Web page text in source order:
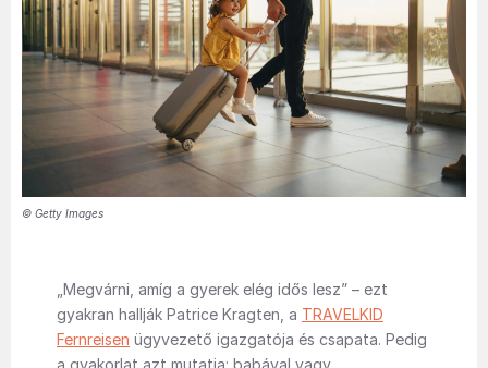
© Getty Images
„Megvárni, amíg a gyerek elég idős lesz” – ezt
gyakran hallják Patrice Kragten, a TRAVELKID
Fernreisen ügyvezető igazgatója és csapata. Pedig
a gyakorlat azt mutatja: babával vagy